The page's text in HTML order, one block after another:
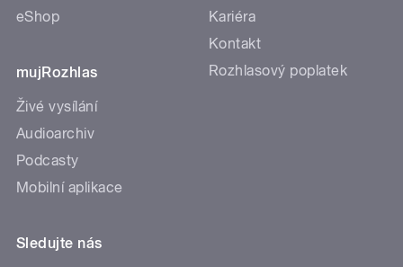
eShop
mujRozhlas
Živé vysílání
Audioarchiv
Podcasty
Mobilní aplikace
Kariéra
Kontakt
Rozhlasový poplatek
Sledujte nás